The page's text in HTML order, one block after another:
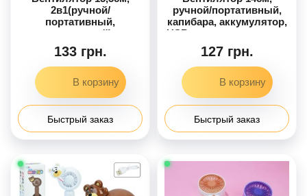
2в1(ручной/
портативный,
настольный),
3скорости,
свет,аккум,USBзарядное,3
цвета, в кор-це,10-18-
4,5см
133 грн.
Быстрый заказ
ручной/портативный,
капибара, аккумулятор,
USBзарядное, короткая
ручка, наклейки, 3
цвета, в кор-це, 6,5-14,5-
4см
127 грн.
Быстрый заказ